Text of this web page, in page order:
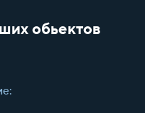
обьектов